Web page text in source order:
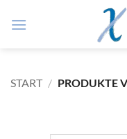
Inhalt
START / PRODUKTE